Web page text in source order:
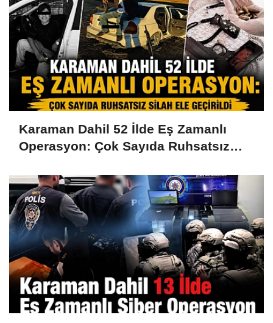
Karaman Dahil 52 İlde Eş Zamanlı
Operasyon: Çok Sayıda Ruhsatsız